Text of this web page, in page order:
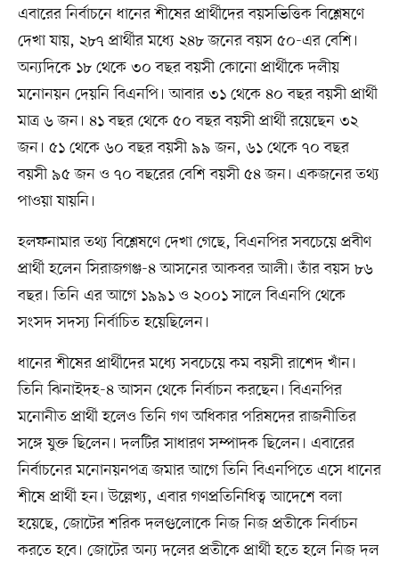
এবারের নির্বাচনে ধানের শীষের প্রার্থীদের বয়সভিত্তিক বিশ্লেষণে
দেখা যায়, ২৮৭ প্রার্থীর মধ্যে ২৪৮ জনের বয়স ৫০-এর বেশি।
অন্যদিকে ১৮ থেকে ৩০ বছর বয়সী কোনো প্রার্থীকে দলীয়
মনোনয়ন দেয়নি বিএনপি। আবার ৩১ থেকে ৪০ বছর বয়সী প্রার্থী
মাত্র ৬ জন। ৪১ বছর থেকে ৫০ বছর বয়সী প্রার্থী রয়েছেন ৩২
জন। ৫১ থেকে ৬০ বছর বয়সী ৯৯ জন, ৬১ থেকে ৭০ বছর
বয়সী ৯৫ জন ও ৭০ বছরের বেশি বয়সী ৫৪ জন। একজনের তথ্য
পাওয়া যায়নি।
হলফনামার তথ্য বিশ্লেষণে দেখা গেছে, বিএনপির সবচেয়ে প্রবীণ
প্রার্থী হলেন সিরাজগঞ্জ-৪ আসনের আকবর আলী। তাঁর বয়স ৮৬
বছর। তিনি এর আগে ১৯৯১ ও ২০০১ সালে বিএনপি থেকে
সংসদ সদস্য নির্বাচিত হয়েছিলেন।
ধানের শীষের প্রার্থীদের মধ্যে সবচেয়ে কম বয়সী রাশেদ খাঁন।
তিনি ঝিনাইদহ-৪ আসন থেকে নির্বাচন করছেন। বিএনপির
মনোনীত প্রার্থী হলেও তিনি গণ অধিকার পরিষদের রাজনীতির
সঙ্গে যুক্ত ছিলেন। দলটির সাধারণ সম্পাদক ছিলেন। এবারের
নির্বাচনের মনোনয়নপত্র জমার আগে তিনি বিএনপিতে এসে ধানের
শীষে প্রার্থী হন। উল্লেখ্য, এবার গণপ্রতিনিধিত্ব আদেশে বলা
হয়েছে, জোটের শরিক দলগুলোকে নিজ নিজ প্রতীকে নির্বাচন
করতে হবে। জোটের অন্য দলের প্রতীকে প্রার্থী হতে হলে নিজ দল